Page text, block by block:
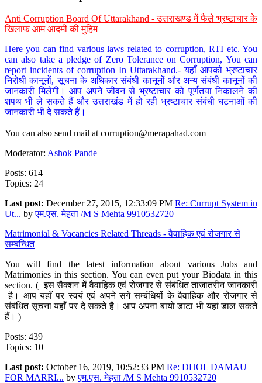
Anti Corruption Board Of Uttarakhand - उत्तराखण्ड में फैले भ्रष्टाचार के
खिलाफ आम आदमी की मुहिम
Here you can find various laws related to corruption, RTI etc. You
can also take a pledge of Zero Tolerance on Corruption, You can
report incidents of corruption In Uttarakhand.- यहाँ आपको भ्रष्टाचार
निरोधी कानूनों, सूचना के अधिकार संबंधी कानूनों और अन्य संबंधी कानूनों की
जानकारी मिलेगी। आप अपने जीवन से भ्रष्टाचार को पूर्णतया निकालने की
शपथ भी ले सकते हैं और उत्तराखंड में हो रही भ्रष्टाचार संबंधी घटनाओं की
जानकारी भी दे सकते हैं।
You can also send mail at corruption@merapahad.com
Moderator: Ashok Pande
Posts: 614
Topics: 24
Last post: December 27, 2015, 12:33:09 PM Re: Currupt System in
Ut... byएम.एस. मेहता /M S Mehta 9910532720
Matrimonial & Vacancies Related Threads - वैवाहिक एवं रोजगार से
सम्बन्धित
You will find the latest information about various Jobs and
Matrimonies in this section. You can even put your Biodata in this
section. ( इस सैक्शन में वैवाहिक एवं रोजगार से संबंधित ताजातरीन जानकारी
है। आप यहाँ पर स्वयं एवं अपने सगे सम्बंधियों के वैवाहिक और रोजगार से
संबंधित सूचना यहाँ पर दे सकते है। आप अपना बायो डाटा भी यहां डाल सकते
हैं। )
Posts: 439
Topics: 10
Last post: October 16, 2019, 10:52:33 PM Re: DHOL DAMAU
FOR MARRI... byएम.एस. मेहता /M S Mehta 9910532720